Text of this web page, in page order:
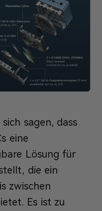
sagen, dass
eine
Lösung für
die ein
zwischen
Es ist zu